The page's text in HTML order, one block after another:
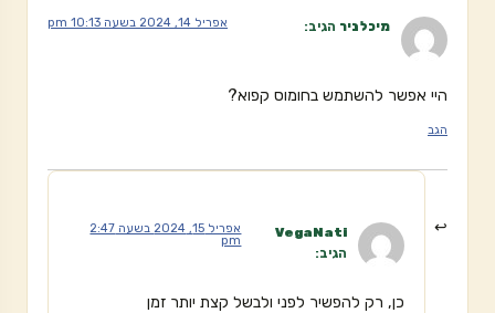
מיכל ניר הגיב: אפריל 14, 2024 בשעה 10:13 pm
היי אפשר להשתמש בחומוס קפוא?
הגב
VegaNati
הגיב:
אפריל 15, 2024 בשעה 2:47
pm
כן, רק להפשיר לפני ולבשל קצת יותר זמן